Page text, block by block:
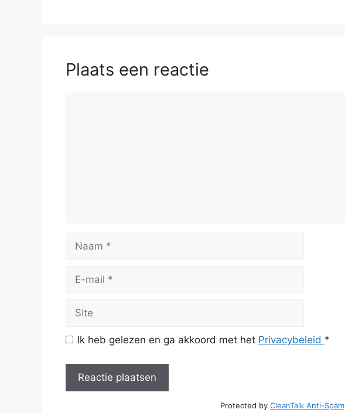
Plaats een reactie
mail
Ik heb gelezen en ga akkoord met het Privacybeleid *
Protected by CleanTalk Anti-Spam